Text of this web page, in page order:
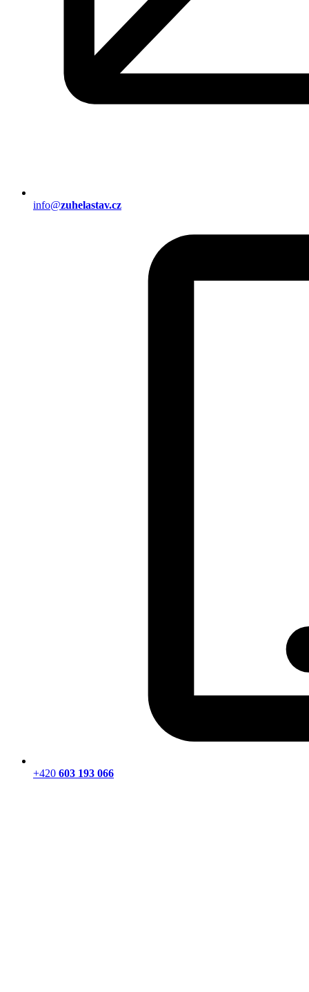
info@zuhelastav.cz
+420 603 193 066